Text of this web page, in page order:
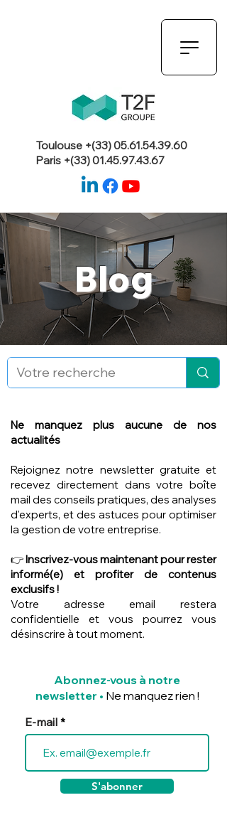
Toulouse +(33)05.61.54.39.60
Paris +(33)01.45.97.43.67
Blog
Ne manquez plus aucune de nos
actualités
Rejoignez notre newsletter gratuite et
recevez directement dans votre boîte
mail des conseils pratiques, des analyses
d'experts, et des astuces pour optimiser
la gestion de votre entreprise.
👉Inscrivez-vous maintenant pour rester
informé(e) et profiter de contenus
exclusifs !
Votre adresse email restera
confidentielle et vous pourrez vous
désinscrire à tout moment.
Abonnez-vous à notre
newsletter • Ne manquez rien !
E-mail
S'abonner